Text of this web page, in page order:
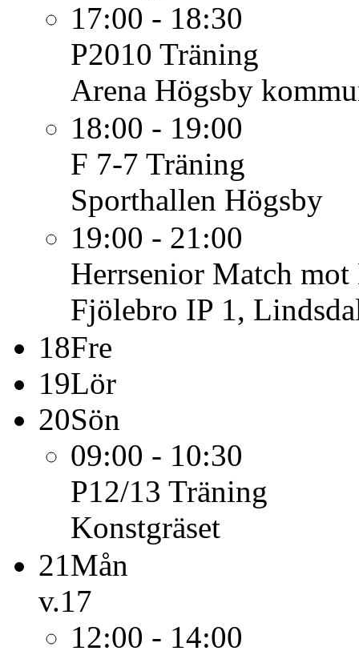
17:00 - 18:30
P2010 Träning
Arena Högsby
18:00 - 19:00
F 7-7 Träning
Sporthallen Högsby
19:00 - 21:00
Herrsenior Match
Fjölebro IP 1,
18Fre
19Lör
20Sön
09:00 - 10:30
P12/13 Träning
Konstgräset
21Mån
v.17
12:00 - 14:00